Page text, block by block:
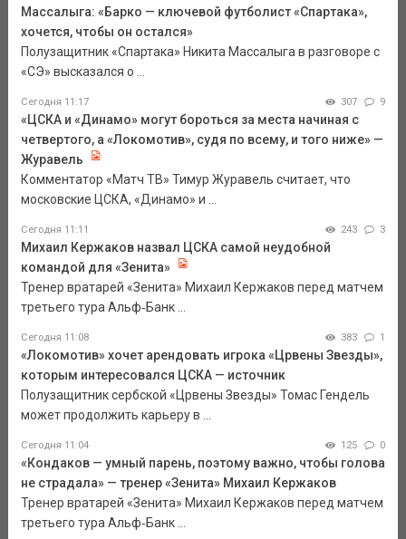
Массалыга: «Барко — ключевой футболист «Спартака»,
хочется, чтобы он остался»
Полузащитник «Спартака» Никита Массалыга в разговоре с
«СЭ» высказался о ...
Сегодня 11:17 307 9
«ЦСКА и «Динамо» могут бороться за места начиная с
четвертого, а «Локомотив», судя по всему, и того ниже» —
Журавель
Комментатор «Матч ТВ» Тимур Журавель считает, что
московские ЦСКА, «Динамо» и ...
Сегодня 11:11 243 3
Михаил Кержаков назвал ЦСКА самой неудобной
командой для «Зенита»
Тренер вратарей «Зенита» Михаил Кержаков перед матчем
третьего тура Альф‑Банк ...
Сегодня 11:08 383 1
«Локомотив» хочет арендовать игрока «Црвены Звезды»,
которым интересовался ЦСКА — источник
Полузащитник сербской «Црвены Звезды» Томас Гендель
может продолжить карьеру в ...
Сегодня 11:04 125 0
«Кондаков — умный парень, поэтому важно, чтобы голова
не страдала» — тренер «Зенита» Михаил Кержаков
Тренер вратарей «Зенита» Михаил Кержаков перед матчем
третьего тура Альф‑Банк ...